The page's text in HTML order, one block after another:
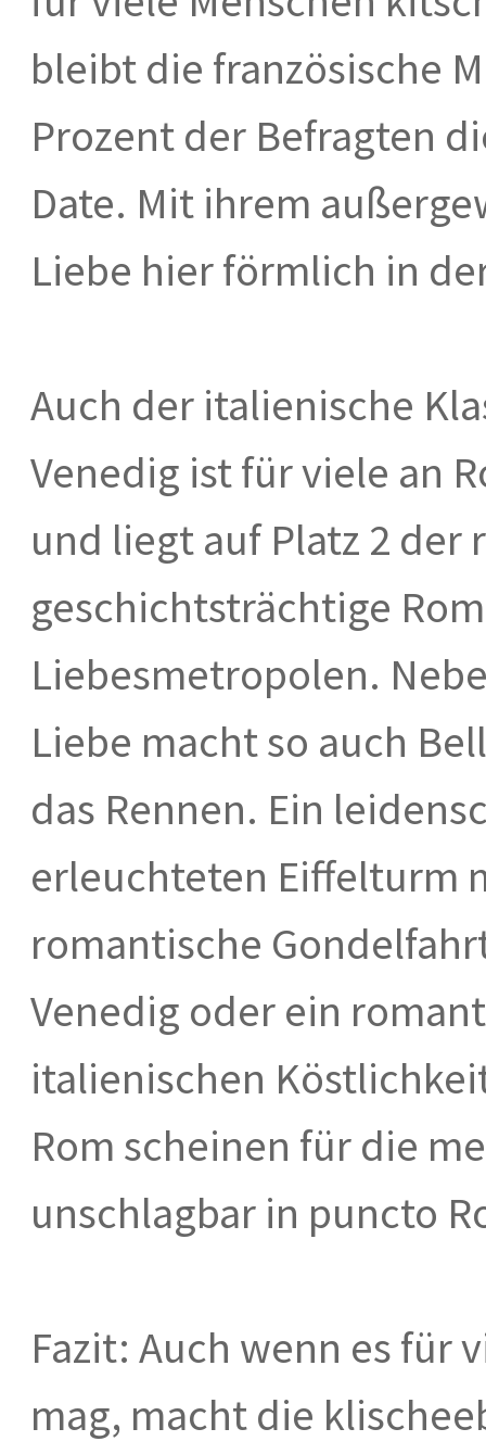
bleibt die französische
Prozent der Befragten
Date. Mit ihrem
Liebe hier förmlich in
Auch der italienische
Venedig ist für viele an
und liegt auf Platz 2 der
geschichtsträchtige
Liebesmetropolen.
Liebe macht so auch
das Rennen. Ein
erleuchteten Eiffelturm
romantische
Venedig oder ein
italienischen
Rom scheinen für die
unschlagbar in puncto
Fazit: Auch wenn es für
mag, macht die